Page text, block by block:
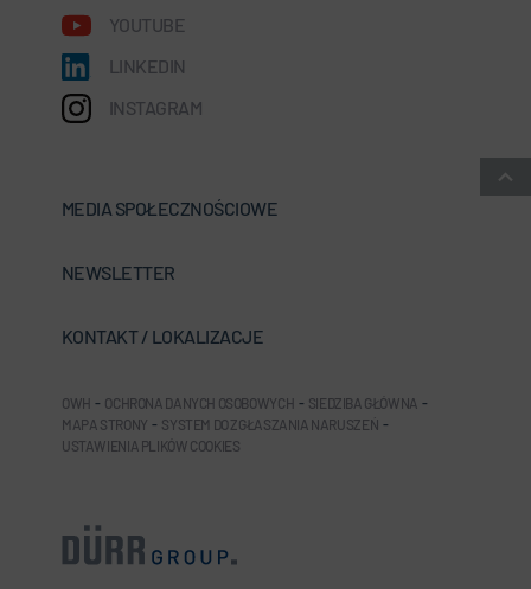
YOUTUBE
LINKEDIN
INSTAGRAM
MEDIA SPOŁECZNOŚCIOWE
NEWSLETTER
KONTAKT / LOKALIZACJE
OWH - OCHRONA DANYCH OSOBOWYCH - SIEDZIBA GŁÓWNA -
MAPA STRONY - SYSTEM DO ZGŁASZANIA NARUSZEŃ -
USTAWIENIA PLIKÓW COOKIES